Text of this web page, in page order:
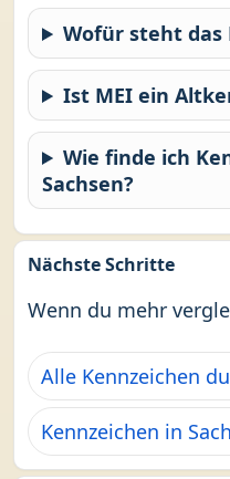
Wofür steht das
Ist MEI ein
Wie finde ich
Sachsen?
Nächste Schritte
Wenn du mehr
Alle Kennzeichen
Kennzeichen in